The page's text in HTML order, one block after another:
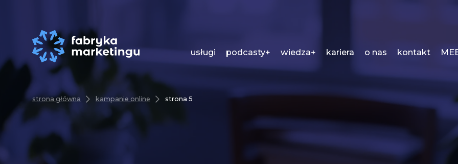
usługi podcasty+ wiedza+ kariera o nas kontakt
strona główna kampanie online strona 5